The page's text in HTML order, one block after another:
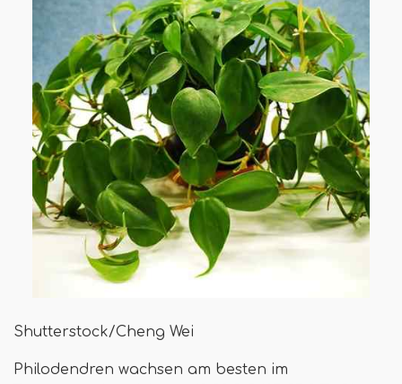
Shutterstock/Cheng Wei
Philodendren wachsen am besten im